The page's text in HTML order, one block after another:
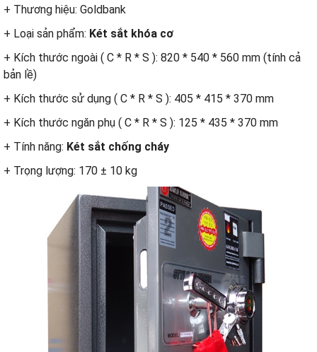
+ Thương hiệu: Goldbank
+ Loại sản phẩm: Két sắt khóa cơ
+ Kích thước ngoài ( C * R * S ): 820 * 540 * 560 mm (tính cả
bản lề)
+ Kích thước sử dụng ( C * R * S ): 405 * 415 * 370 mm
+ Kích thước ngăn phụ ( C * R * S ): 125 * 435 * 370 mm
+ Tính năng: Két sắt chống cháy
+ Trọng lượng: 170 ± 10 kg